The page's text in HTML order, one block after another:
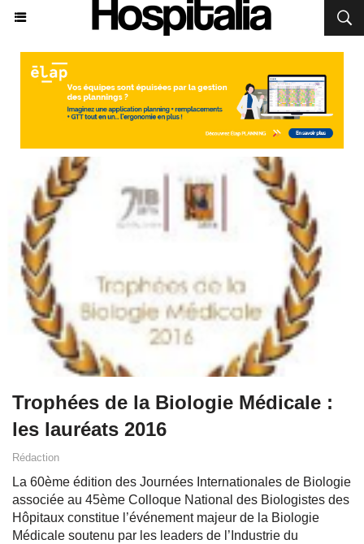
Trophées de la Biologie Médicale :
les lauréats 2016
Rédaction
La 60ème édition des Journées Internationales de Biologie
associée au 45ème Colloque National des Biologistes des
Hôpitaux constitue l’événement majeur de la Biologie
Médicale soutenu par les leaders de l’Industrie du